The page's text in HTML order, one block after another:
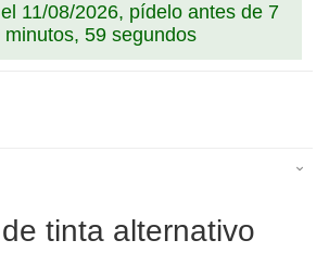
11/08/2026, pídelo antes de 7
minutos, 59 segundos
tinta alternativo